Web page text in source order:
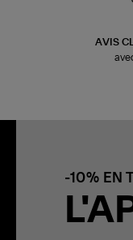
AVIS
-10% EN